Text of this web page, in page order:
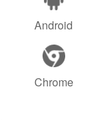
Android
Chrome